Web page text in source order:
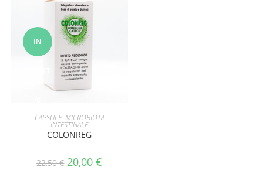
IN
AGGIUNGI AL CARRELLO
CAPSULE, MICROBIOTA
INTESTINALE
COLONREG
22,50€ 20,00€